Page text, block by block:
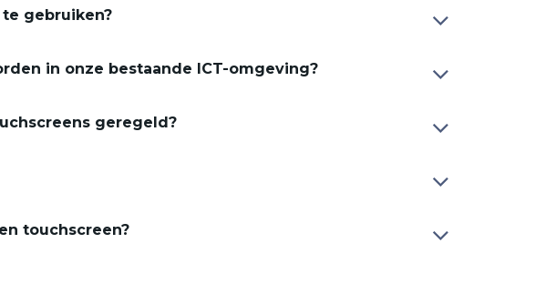
gebruiken?
in onze bestaande ICT-omgeving?
geregeld?
touchscreen?